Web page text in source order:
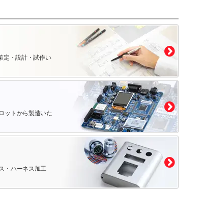
定・設計・試作い
ットから製造いた
・ハーネス加工